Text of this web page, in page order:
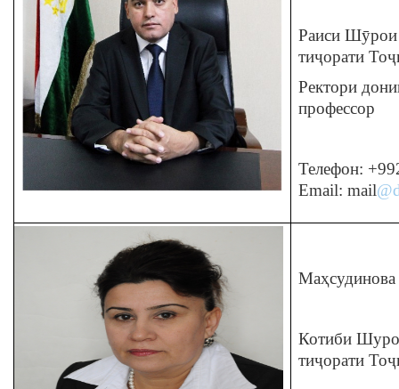
Раиси Шӯрои
тиҷорати
Ректори
профессор
Телефон:
Email: mail
Котиби
тиҷорати